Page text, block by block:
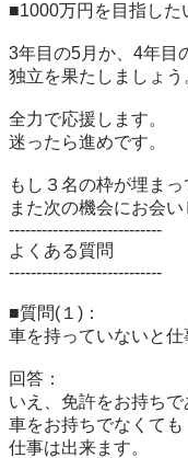
■1000万円を目指した
3年目の5月か、4年目
独立を果たしましょう
全力で応援します。
迷ったら進めです。
もし３名の枠が埋ま
また次の機会にお会い
----------------------------
よくある質問
----------------------------
■質問(１)：
車を持っていないと仕
回答：
いえ、免許をお持ちで
車をお持ちでなくても
仕事は出来ます。